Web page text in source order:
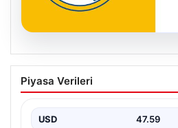
05.08.2026
Fulham, Real
Anlaştı: Toplamda 50
Gerçekleşti
Piyasa Verileri
USD 47.59